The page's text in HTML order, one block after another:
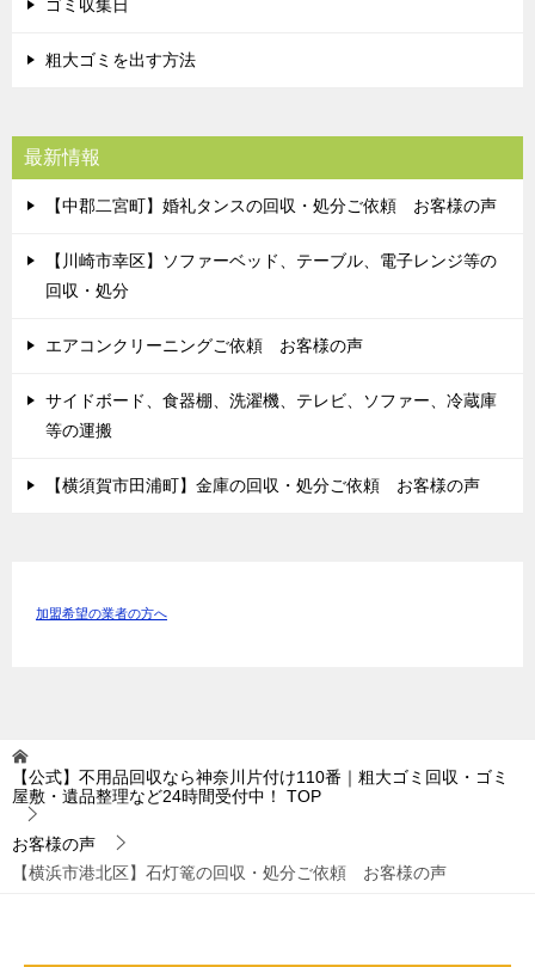
ゴミ収集日
粗大ゴミを出す方法
最新情報
【中郡二宮町】婚礼タンスの回収・処分ご依頼 お客様の声
【川崎市幸区】ソファーベッド、テーブル、電子レンジ等の
回収・処分
エアコンクリーニングご依頼 お客様の声
サイドボード、食器棚、洗濯機、テレビ、ソファー、冷蔵庫
等の運搬
【横須賀市田浦町】金庫の回収・処分ご依頼 お客様の声
加盟希望の業者の方へ
【公式】不用品回収なら神奈川片付け110番｜粗大ゴミ回収・ゴミ
屋敷・遺品整理など24時間受付中！
TOP
お客様の声
【横浜市港北区】石灯篭の回収・処分ご依頼 お客様の声